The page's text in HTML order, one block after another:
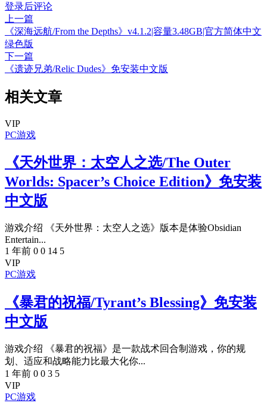
登录后评论
上一篇
《深海远航/From the Depths》v4.1.2|容量3.48GB|官方简体中文
绿色版
下一篇
《遗迹兄弟/Relic Dudes》免安装中文版
相关文章
VIP
PC游戏
《天外世界：太空人之选/The Outer
Worlds: Spacer’s Choice Edition》免安装
中文版
游戏介绍 《天外世界：太空人之选》版本是体验Obsidian
Entertain...
1 年前 0 0 14 5
VIP
PC游戏
《暴君的祝福/Tyrant’s Blessing》免安装
中文版
游戏介绍 《暴君的祝福》是一款战术回合制游戏，你的规
划、适应和战略能力比最大化你...
1 年前 0 0 3 5
VIP
PC游戏